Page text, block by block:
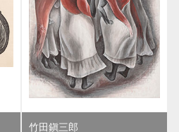
竹田鎭三郎